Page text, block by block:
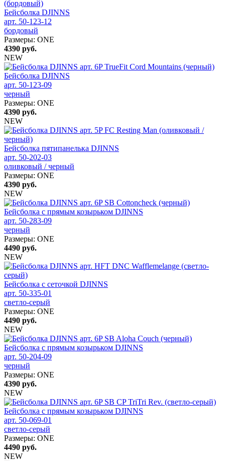
Бейсболка DJINNS
арт. 50-123-12
бордовый
Размеры: ONE
4390 руб.
NEW
Бейсболка DJINNS
арт. 50-123-09
черный
Размеры: ONE
4390 руб.
NEW
Бейсболка пятипанелька DJINNS
арт. 50-202-03
оливковый / черный
Размеры: ONE
4390 руб.
NEW
Бейсболка с прямым козырьком DJINNS
арт. 50-283-09
черный
Размеры: ONE
4490 руб.
NEW
Бейсболка с сеточкой DJINNS
арт. 50-335-01
светло-серый
Размеры: ONE
4490 руб.
NEW
Бейсболка с прямым козырьком DJINNS
арт. 50-204-09
черный
Размеры: ONE
4390 руб.
NEW
Бейсболка с прямым козырьком DJINNS
арт. 50-069-01
светло-серый
Размеры: ONE
4490 руб.
NEW